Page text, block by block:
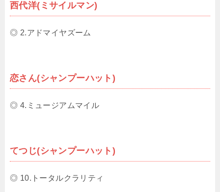
西代洋(ミサイルマン)
◎ 2.アドマイヤズーム
恋さん(シャンプーハット)
◎ 4.ミュージアムマイル
てつじ(シャンプーハット)
◎ 10.トータルクラリティ